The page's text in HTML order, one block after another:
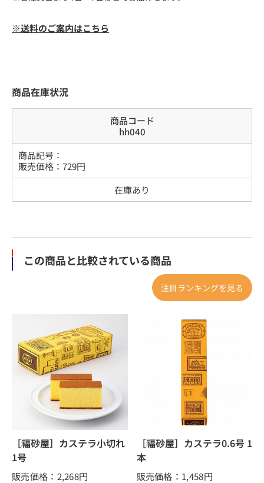
※送料のご案内はこちら
商品在庫状況
商品コード
hh040
商品記号：
販売価格： 729円
在庫あり
この商品と比較されている商品
注目ランキングを見る
［福砂屋］カステラ小切れ
1号
販売価格：2,268円
［福砂屋］カステラ0.6号 1
本
販売価格：1,458円